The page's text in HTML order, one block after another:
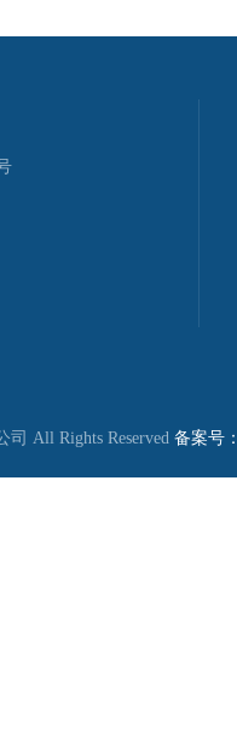
All Rights Reserved 备案号